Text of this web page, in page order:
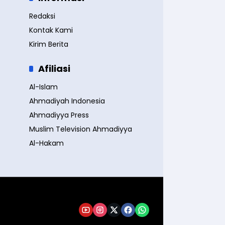
Redaksi
Kontak Kami
Kirim Berita
Afiliasi
Al-Islam
Ahmadiyah Indonesia
Ahmadiyya Press
Muslim Television Ahmadiyya
Al-Hakam